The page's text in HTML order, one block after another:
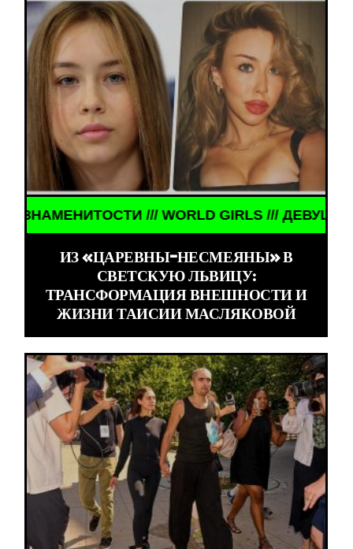
/// WORLD GIRLS /// ДЕВУШКИ
ИЗ «ЦАРЕВНЫ-НЕСМЕЯНЫ» В
СВЕТСКУЮ ЛЬВИЦУ:
ТРАНСФОРМАЦИЯ ВНЕШНОСТИ И
ЖИЗНИ ТАИСИИ МАСЛЯКОВОЙ